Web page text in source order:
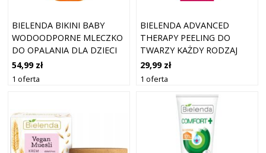
BIELENDA BIKINI BABY
WODOODPORNE MLECZKO
DO OPALANIA DLA DZIECI
SPF50 100ML
54,99 zł
1 oferta
BIELENDA ADVANCED
THERAPY PEELING DO
TWARZY KAŻDY RODZAJ
CERY RETINOL 30ML
29,99 zł
1 oferta